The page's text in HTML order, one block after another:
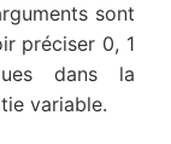
sont
préciser 0, 1
dans la
variable.